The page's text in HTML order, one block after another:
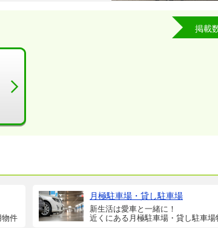
掲載
物件
月極駐車場・貸し駐車場
新生活は愛車と一緒に！
近くにある月極駐車場・貸し駐車場